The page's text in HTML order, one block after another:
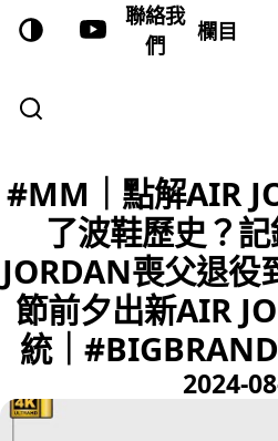
聯絡我
們
欄目
#MM｜點解AIR
了波鞋歷史？
JORDAN喪父退役
節前夕出新AIR
統｜
2024-